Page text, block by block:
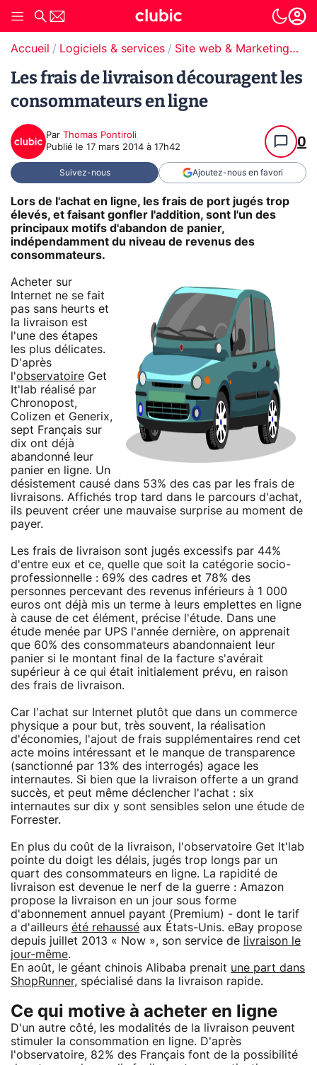
Accueil Logiciels & services Site web & Marketing Digital
Les frais de livraison découragent les
consommateurs en ligne
Par Thomas Pontiroli
Publié le 17 mars 2014 à 17h42 0
Suivez-nous Ajoutez-nous en favori
Lors de l'achat en ligne, les frais de port jugés trop
élevés, et faisant gonfler l'addition, sont l'un des
principaux motifs d'abandon de panier,
indépendamment du niveau de revenus des
consommateurs.
Acheter sur
Internet ne se fait
pas sans heurts et
la livraison est
l'une des étapes
les plus délicates.
D'après
l'observatoire Get
It'lab réalisé par
Chronopost,
Colizen et Generix,
sept Français sur
dix ont déjà
abandonné leur
panier en ligne. Un
désistement causé dans 53% des cas par les frais de
livraisons. Affichés trop tard dans le parcours d'achat,
ils peuvent créer une mauvaise surprise au moment de
payer.
Les frais de livraison sont jugés excessifs par 44%
d'entre eux et ce, quelle que soit la catégorie socio-
professionnelle : 69% des cadres et 78% des
personnes percevant des revenus inférieurs à 1 000
euros ont déjà mis un terme à leurs emplettes en ligne
à cause de cet élément, précise l'étude. Dans une
étude menée par UPS l'année dernière, on apprenait
que 60% des consommateurs abandonnaient leur
panier si le montant final de la facture s'avérait
supérieur à ce qui était initialement prévu, en raison
des frais de livraison.
Car l'achat sur Internet plutôt que dans un commerce
physique a pour but, très souvent, la réalisation
d'économies, l'ajout de frais supplémentaires rend cet
acte moins intéressant et le manque de transparence
(sanctionné par 13% des interrogés) agace les
internautes. Si bien que la livraison offerte a un grand
succès, et peut même déclencher l'achat : six
internautes sur dix y sont sensibles selon une étude de
Forrester.
En plus du coût de la livraison, l'observatoire Get It'lab
pointe du doigt les délais, jugés trop longs par un
quart des consommateurs en ligne. La rapidité de
livraison est devenue le nerf de la guerre : Amazon
propose la livraison en un jour sous forme
d'abonnement annuel payant (Premium) - dont le tarif
a d'ailleurs été rehaussé aux États-Unis. eBay propose
depuis juillet 2013 « Now », son service de
livraison le
jour-même.
En août, le géant chinois Alibaba prenait une part dans
ShopRunner, spécialisé dans la livraison rapide.
Ce qui motive à acheter en ligne
D'un autre côté, les modalités de la livraison peuvent
stimuler la consommation en ligne. D'après
l'observatoire, 82% des Français font de la possibilité